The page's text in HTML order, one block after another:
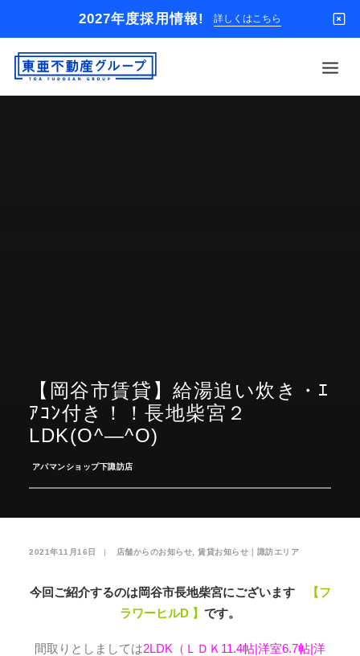
2027年度採用情報! 詳しくはこちら
お気に入り 閲覧履歴
【岡谷市賃貸】給湯追い炊き・ｴ
ｱｺﾝ付き！！長地柴宮２
LDK(O^―^O)
アパマンショップ下諏訪店
2021年11月16日 | 店舗からのお知らせ 賃貸お知らせ｜諏訪エリア
今回ご紹介するのは岡谷市長地柴宮にございます【フ
ラワーヒルD 】 です。
間取りとしましては2LDK（ＬＤＫ11.4帖|洋室6.7帖|洋